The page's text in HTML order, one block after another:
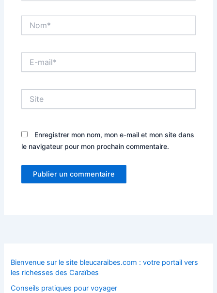
mail*
Enregistrer mon nom, mon e-mail et mon site dans
le navigateur pour mon prochain commentaire.
Bienvenue sur le site bleucaraibes.com : votre portail vers
les richesses des Caraïbes
Conseils pratiques pour voyager